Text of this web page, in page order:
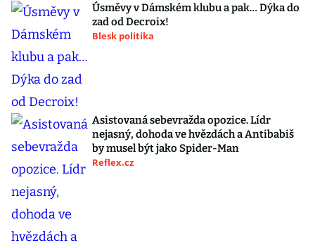
Úsměvy v Dámském klubu a pak… Dýka do
zad od Decroix!
Blesk politika
Asistovaná sebevražda opozice. Lídr
nejasný, dohoda ve hvězdách a Antibabiš
by musel být jako Spider-Man
Reflex.cz